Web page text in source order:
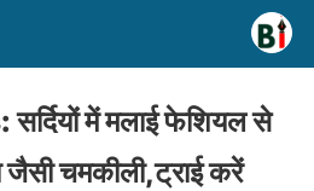
में मलाई फेशियल से
जैसी चमकीली,ट्राई करें